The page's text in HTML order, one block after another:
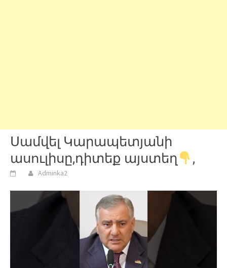
Սամվել Կարապետյանի
ասուլիսը,դիտեք այստեղ
,
Adminka2